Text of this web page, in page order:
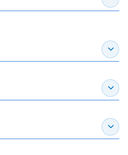
收合
展開
展開
展開